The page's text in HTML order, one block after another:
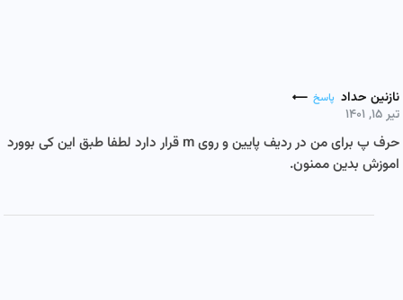
نازنین حداد پاسخ
تیر ۱۵, ۱۴۰۱
حرف پ برای من در ردیف پایین و روی m قرار دارد لطفا طبق این کی بوورد
اموزش بدین ممنون.